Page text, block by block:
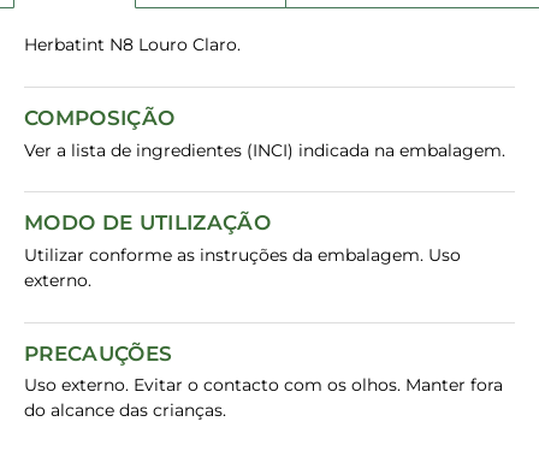
Herbatint N8 Louro Claro.
COMPOSIÇÃO
Ver a lista de ingredientes (INCI) indicada na embalagem.
MODO DE UTILIZAÇÃO
Utilizar conforme as instruções da embalagem. Uso
externo.
PRECAUÇÕES
Uso externo. Evitar o contacto com os olhos. Manter fora
do alcance das crianças.